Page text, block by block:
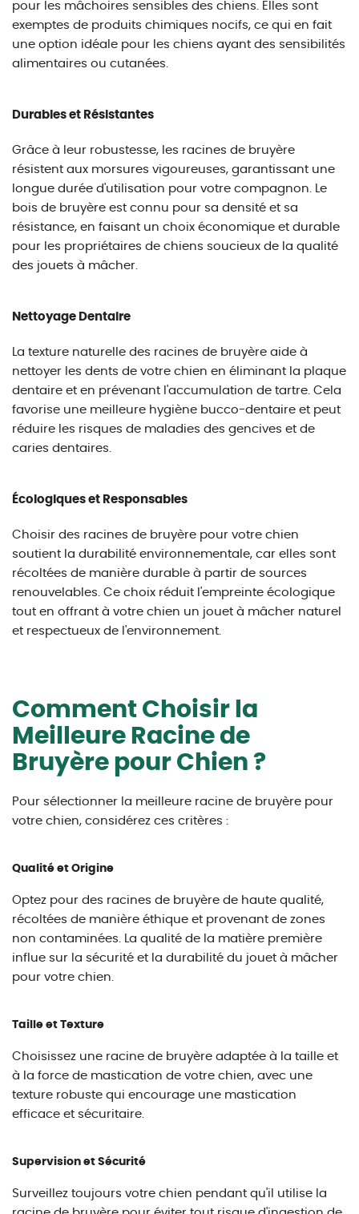
pour les mâchoires sensibles des chiens. Elles sont
exemptes de produits chimiques nocifs, ce qui en fait
une option idéale pour les chiens ayant des sensibilités
alimentaires ou cutanées.
Durables et Résistantes
Grâce à leur robustesse, les racines de bruyère
résistent aux morsures vigoureuses, garantissant une
longue durée d'utilisation pour votre compagnon. Le
bois de bruyère est connu pour sa densité et sa
résistance, en faisant un choix économique et durable
pour les propriétaires de chiens soucieux de la qualité
des jouets à mâcher.
Nettoyage Dentaire
La texture naturelle des racines de bruyère aide à
nettoyer les dents de votre chien en éliminant la plaque
dentaire et en prévenant l'accumulation de tartre. Cela
favorise une meilleure hygiène bucco-dentaire et peut
réduire les risques de maladies des gencives et de
caries dentaires.
Écologiques et Responsables
Choisir des racines de bruyère pour votre chien
soutient la durabilité environnementale, car elles sont
récoltées de manière durable à partir de sources
renouvelables. Ce choix réduit l'empreinte écologique
tout en offrant à votre chien un jouet à mâcher naturel
et respectueux de l'environnement.
Comment Choisir la
Meilleure Racine de
Bruyère pour Chien ?
Pour sélectionner la meilleure racine de bruyère pour
votre chien, considérez ces critères :
Qualité et Origine
Optez pour des racines de bruyère de haute qualité,
récoltées de manière éthique et provenant de zones
non contaminées. La qualité de la matière première
influe sur la sécurité et la durabilité du jouet à mâcher
pour votre chien.
Taille et Texture
Choisissez une racine de bruyère adaptée à la taille et
à la force de mastication de votre chien, avec une
texture robuste qui encourage une mastication
efficace et sécuritaire.
Supervision et Sécurité
Surveillez toujours votre chien pendant qu'il utilise la